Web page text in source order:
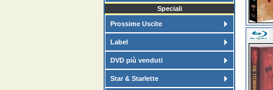
Speciali
Prossime Uscite
Label
DVD più venduti
Star & Starlette